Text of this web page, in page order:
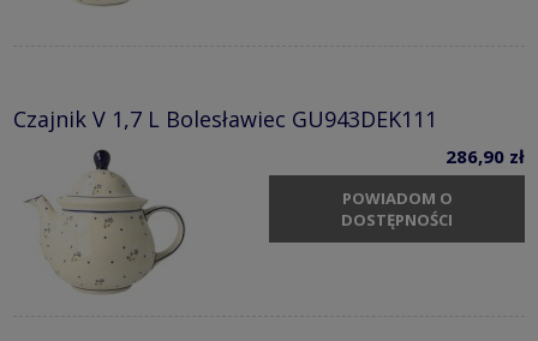
Czajnik V 1,7 L Bolesławiec GU943DEK111
286,90 zł
POWIADOM O
DOSTĘPNOŚCI